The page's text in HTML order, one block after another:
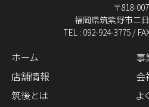
〒818-
福岡県筑紫野市二
TEL : 092-924-3775 /
ホーム
事
店舗情報
会
筑後とは
よ